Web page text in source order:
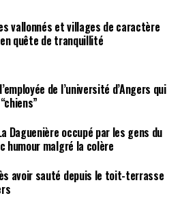
vallonnés et villages de caractère
quête de tranquillité
de l’université d’Angers qui
Daguenière occupé par les gens du
humour malgré la colère
avoir sauté depuis le toit-terrasse